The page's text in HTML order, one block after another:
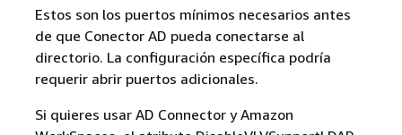
Estos son los puertos mínimos necesarios antes
de que Conector AD pueda conectarse al
directorio. La configuración específica podría
requerir abrir puertos adicionales.
Si quieres usar AD Connector y Amazon